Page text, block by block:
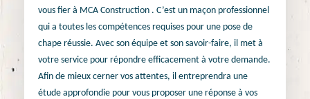
vous fier à MCA Construction . C’est un maçon professionnel
qui a toutes les compétences requises pour une pose de
chape réussie. Avec son équipe et son savoir-faire, il met à
votre service pour répondre efficacement à votre demande.
Afin de mieux cerner vos attentes, il entreprendra une
étude approfondie pour vous proposer une réponse à vos